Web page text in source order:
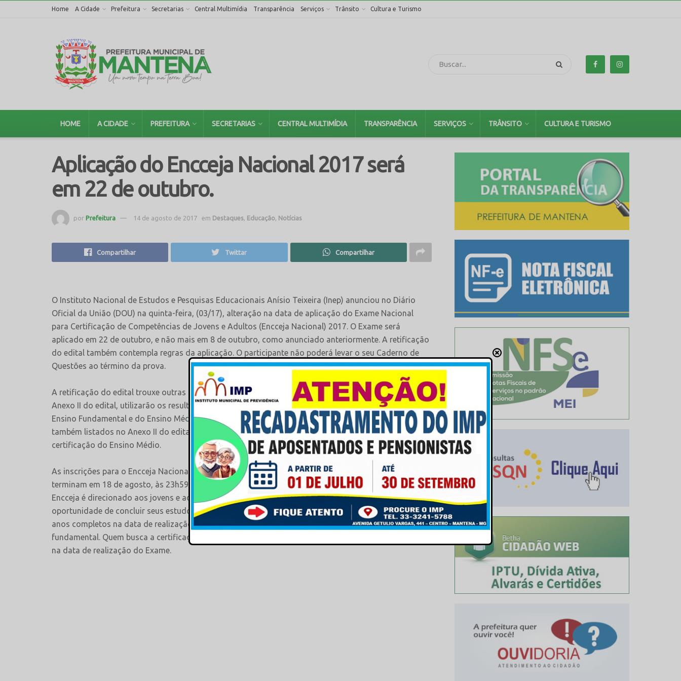
Home A Cidade Prefeitura Secretarias Central Multimídia Transparência Serviços Trânsito Cultura e Turismo
HOME A CIDADE PREFEITURA SECRETARIAS CENTRAL MULTIMÍDIA TRANSPARÊNCIA SERVIÇOS TRÂNSITO CULTURA E TURISMO
Aplicação do Encceja Nacional 2017 será
em 22 de outubro.
por Prefeitura 14 de agosto de 2017 em Destaques Educação Notícias
Compartilhar Twittar Compartilhar
O Instituto Nacional de Estudos e Pesquisas Educacionais Anísio Teixeira (Inep) anunciou no Diário
Oficial da União (DOU) na quinta-feira, (03/17), alteração na data de aplicação do Exame Nacional
para Certificação de Competências de Jovens e Adultos (Encceja Nacional) 2017. O Exame será
aplicado em 22 de outubro, e não mais em 8 de outubro, como anunciado anteriormente. A retificação
do edital também contempla regras da aplicação. O participante não poderá levar o seu Caderno de
Questões ao término da prova.
A retificação do edital trouxe outras mudanças. As Secretarias Estaduais de Educação, listadas no
Anexo II do edital, utilizarão os resultados individuais do Encceja para a certificação de conclusão do
Ensino Fundamental e do Ensino Médio. Já os Institutos Federais de Educação, Ciência e Tecnologia,
também listados no Anexo II do edital, utilizarão os resultados individuais do Encceja somente para a
certificação do Ensino Médio.
As inscrições para o Encceja Nacional são gratuitas e começam nesta segunda-feira, 7, às 10h, e
terminam em 18 de agosto, às 23h59. O Sistema de Inscrições estará disponível no Portal do Inep. O
Encceja é direcionado aos jovens e adultos residentes no Brasil ou no Exterior que não tiveram a
oportunidade de concluir seus estudos em idade própria. Os participantes precisam ter, no mínimo, 15
anos completos na data de realização do Exame, para quem busca a certificação do ensino
fundamental. Quem busca a certificação do Ensino Médio tem que ter, no mínimo, 18 anos completos
na data de realização do Exame.